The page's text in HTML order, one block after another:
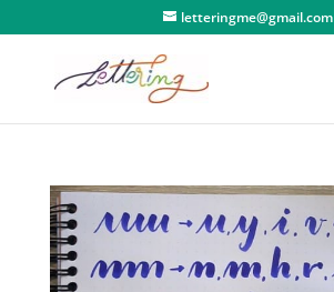
letteringme@gmail.com